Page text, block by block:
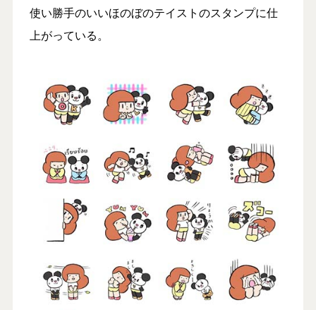
使い勝手のいいほのぼのテイストのスタンプに仕
上がっている。